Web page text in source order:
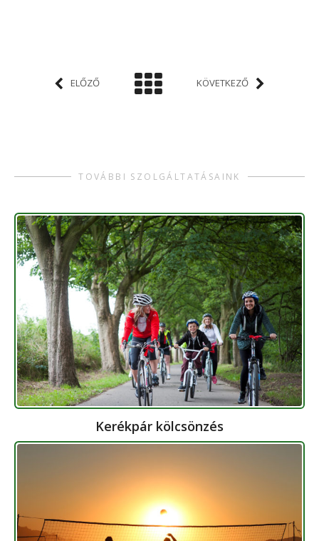
ELŐZŐ KÖVETKEZŐ
TOVÁBBI SZOLGÁLTATÁSAINK
Kerékpár kölcsönzés